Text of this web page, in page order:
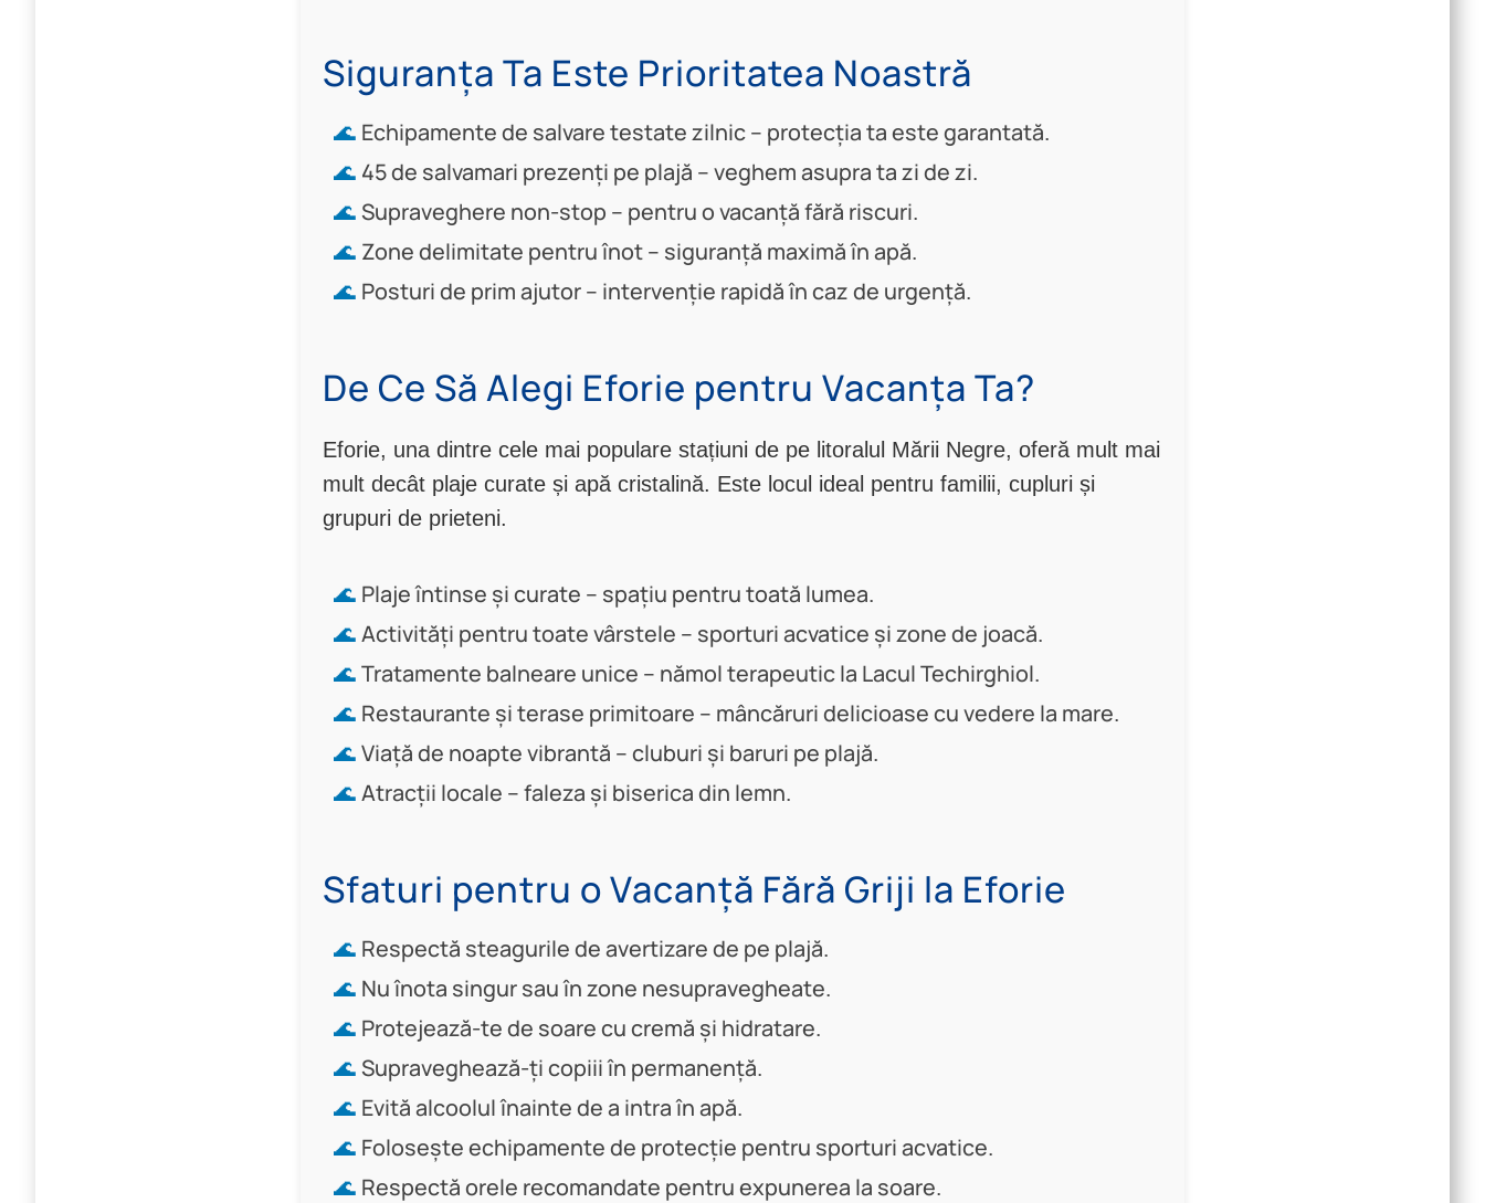
Siguranța Ta Este Prioritatea Noastră
Echipamente de salvare testate zilnic – protecția ta este garantată.
45 de salvamari prezenți pe plajă – veghem asupra ta zi de zi.
Supraveghere non-stop – pentru o vacanță fără riscuri.
Zone delimitate pentru înot – siguranță maximă în apă.
Posturi de prim ajutor – intervenție rapidă în caz de urgență.
De Ce Să Alegi Eforie pentru Vacanța Ta?
Eforie, una dintre cele mai populare stațiuni de pe litoralul Mării Negre, oferă mult mai
mult decât plaje curate și apă cristalină. Este locul ideal pentru familii, cupluri și
grupuri de prieteni.
Plaje întinse și curate – spațiu pentru toată lumea.
Activități pentru toate vârstele – sporturi acvatice și zone de joacă.
Tratamente balneare unice – nămol terapeutic la Lacul Techirghiol.
Restaurante și terase primitoare – mâncăruri delicioase cu vedere la mare.
Viață de noapte vibrantă – cluburi și baruri pe plajă.
Atracții locale – faleza și biserica din lemn.
Sfaturi pentru o Vacanță Fără Griji la Eforie
Respectă steagurile de avertizare de pe plajă.
Nu înota singur sau în zone nesupravegheate.
Protejează-te de soare cu cremă și hidratare.
Supraveghează-ți copiii în permanență.
Evită alcoolul înainte de a intra în apă.
Folosește echipamente de protecție pentru sporturi acvatice.
Respectă orele recomandate pentru expunerea la soare.